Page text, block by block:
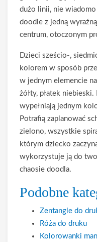
dużo linii, nie
doodle z jedną
centrum, otoczonym
Dzieci sześcio-,
kolorem w sposób
w jednym elemencie
żółty, płatek
wypełniają jednym
Potrafią zaplanować
zielono, wszystkie
którym dziecko
wykorzystuje ją do
chaosie doodla.
Podobne
Zentangle do
Róża do druku
Kolorowanki